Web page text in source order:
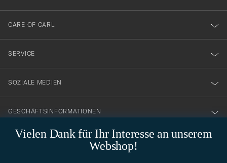
Vielen Dank für Ihr Interesse an unserem
Webshop!
dig
till
vårt
nyhetsbrev!
CARE OF CARL
SERVICE
SOZIALE MEDIEN
GESCHÄFTSINFORMATIONEN